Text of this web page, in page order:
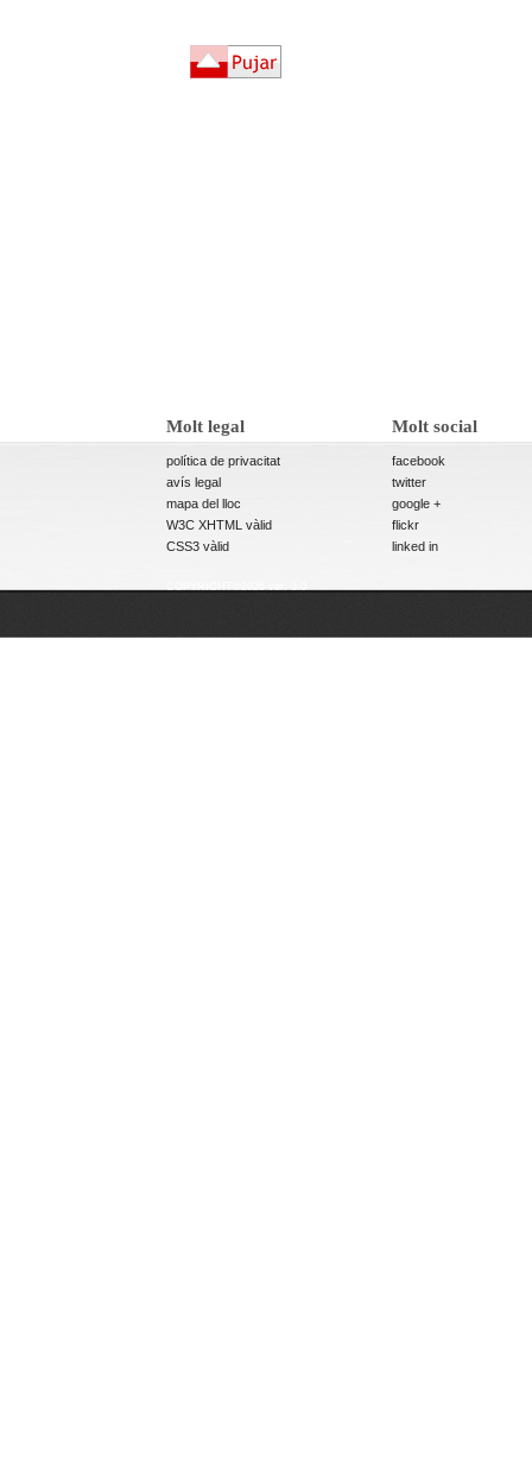
Molt legal
política de privacitat
avís legal
mapa del lloc
W3C XHTML vàlid
CSS3 vàlid
Molt social
facebook
twitter
google +
flickr
linked in